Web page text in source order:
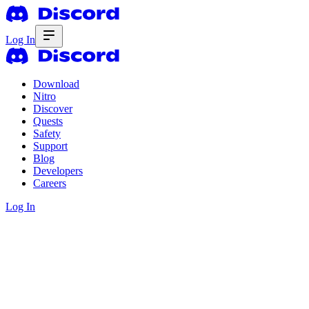
Log In
Download
Nitro
Discover
Quests
Safety
Support
Blog
Developers
Careers
Log In